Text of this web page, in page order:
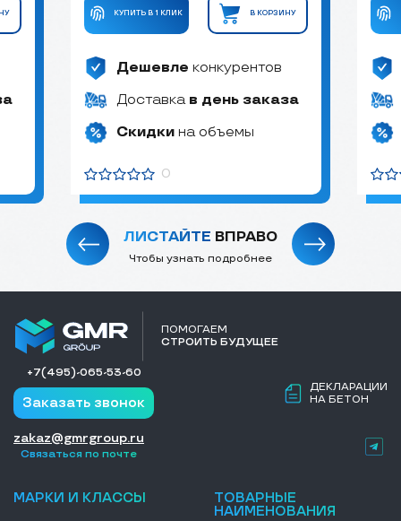
КУПИТЬ В 1 КЛИК В КОРЗИНУ
Дешевле конкурентов
Доставка в день заказа
Скидки на объемы
0
ЛИСТАЙТЕ ВПРАВО
Чтобы узнать подробнее
ПОМОГАЕМ
СТРОИТЬ БУДУЩЕЕ
ДЕКЛАРАЦИИ
НА БЕТОН
zakaz@gmrgroup.ru
Связаться по почте
+7(495)-065-53-60
Заказать звонок
МАРКИ И КЛАССЫ
ТОВАРНЫЕ
НАИМЕНОВАНИЯ